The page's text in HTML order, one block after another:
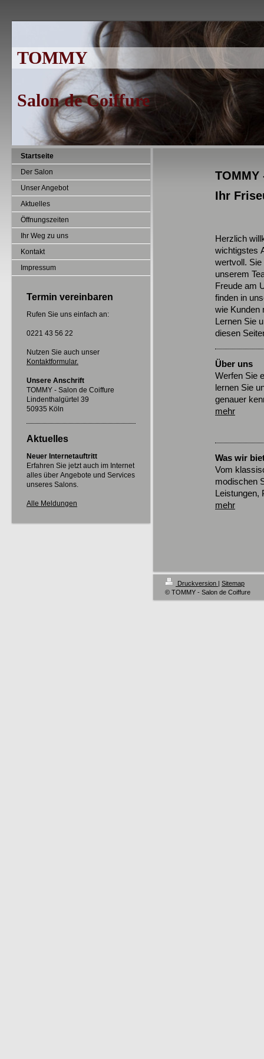
TOMMY
Salon de Coiffure
Startseite
Der Salon
Unser Angebot
Aktuelles
Öffnungszeiten
Ihr Weg zu uns
Kontakt
Impressum
Termin vereinbaren
Rufen Sie uns einfach an:
0221 43 56 22
Nutzen Sie auch unser
Kontaktformular.
Unsere Anschrift
TOMMY - Salon de Coiffure
Lindenthalgürtel 39
50935 Köln
Aktuelles
Neuer Internetauftritt
Erfahren Sie jetzt auch im Internet
alles über Angebote und Services
unseres Salons.
Alle Meldungen
Ihr
Herzlich
wichtigstes
wertvoll.
unserem
Freude am
finden in
wie Kunden
Lernen Sie
diesen
Über uns
Werfen Sie
lernen Sie
genauer
mehr
Was wir
Vom
modischen
Leistungen,
mehr
Druckversion | Sitemap
© TOMMY - Salon de Coiffure